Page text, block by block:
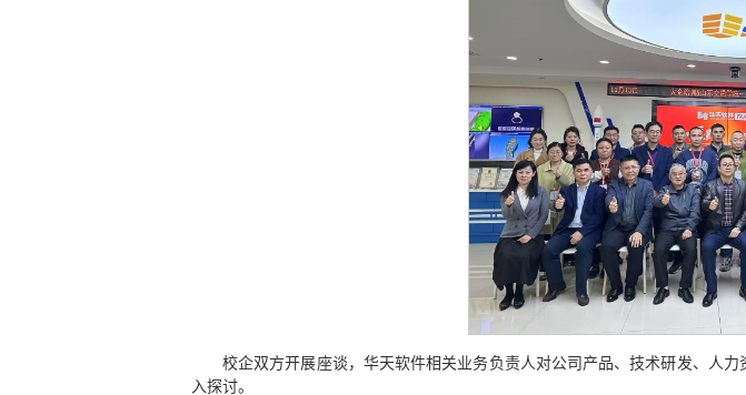
校企双方开展座谈，华天软件相关业务负责人对公司产品、技术研发、人
入探讨。